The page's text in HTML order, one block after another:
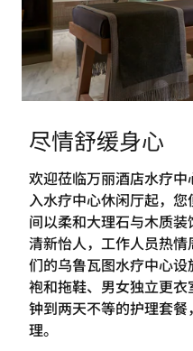
尽情舒缓身心
欢迎莅临万丽酒店水疗
入水疗中心休闲厅起，
间以柔和大理石与木质
清新怡人，工作人员热
们的乌鲁瓦图水疗中心
袍和拖鞋、男女独立更
钟到两天不等的护理套
理。